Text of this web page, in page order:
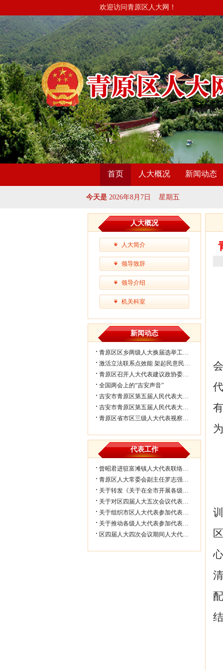
欢迎访问青原区人大网！
首页 人大概况 新闻动态
今天是 2026年8月7日 星期五
人大概况
人大简介
领导致辞
领导介绍
机关科室
新闻动态
青原区区乡两级人大换届选举工作会议...
激活立法联系点效能 架起民意民生连...
青原区召开人大代表建议政协委员提案...
全国两会上的“吉安声音”
吉安市青原区第五届人民代表大会第七...
吉安市青原区第五届人民代表大会第七...
青原区省市区三级人大代表视察民生实...
代表工作
曾昭君进驻富滩镇人大代表联络工作站...
青原区人大常委会副主任罗志强带队赴...
关于转发《关于在全市开展各级人大代...
关于对区四届人大五次会议代表所提部...
关于组织市区人大代表参加代表联络工...
关于推动各级人大代表参加代表联络工...
区四届人大四次会议期间人大代表审议...